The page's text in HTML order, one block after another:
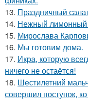
13. Праздничный
14. Нежный лимонный
15. Мирослава
16. Мы готовим дома.
17. Икра, которую
ничего не остаётся!
18. Шестилетний
совершил поступок,